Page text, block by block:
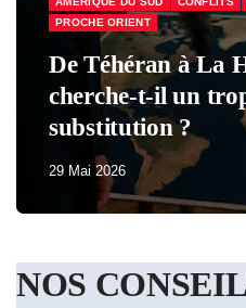
PROCHE ORIENT
De Téhéran à La
cherche-t-il un
substitution ?
29 Mai 2026
NOS